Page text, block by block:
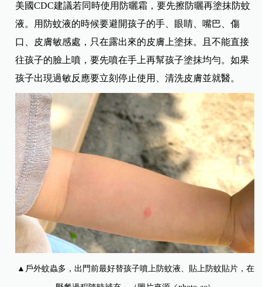
美國CDC建議若同時使用防曬霜，要先擦防曬再塗抹防蚊
液。用防蚊液的時候要避開孩子的手、眼睛、嘴巴、傷
口、皮膚敏感處，只在露出來的皮膚上塗抹。且不能直接
往孩子的臉上噴，要先噴在手上再幫孩子塗抹均勻。如果
孩子出現過敏反應要立刻停止使用、清洗皮膚並就醫。
▲戶外蚊蟲多，出門前最好替孩子噴上防蚊液、貼上防蚊貼片，在